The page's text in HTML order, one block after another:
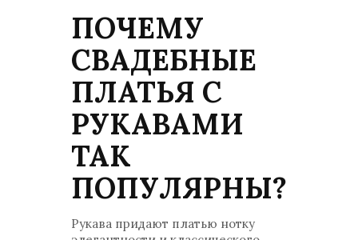
ПОЧЕМУ
СВАДЕБНЫЕ
ПЛАТЬЯ С
РУКАВАМИ
ТАК
ПОПУЛЯРНЫ?
Рукава придают платью нотку